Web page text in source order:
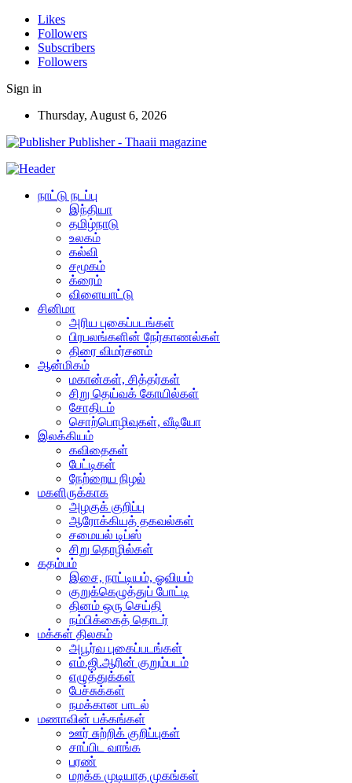
Likes
Followers
Subscribers
Followers
Sign in
Thursday, August 6, 2026
Publisher - Thaaii magazine
நாட்டு நடப்பு
இந்தியா
தமிழ்நாடு
உலகம்
கல்வி
சமூகம்
க்ரைம்
விளையாட்டு
சினிமா
அரிய புகைப்படங்கள்
பிரபலங்களின் நேர்காணல்கள்
திரை விமர்சனம்
ஆன்மிகம்
மகான்கள், சித்தர்கள்
சிறு தெய்வக் கோயில்கள்
சோதிடம்
சொற்பொழிவுகள், வீடியோ
இலக்கியம்
கவிதைகள்
பேட்டிகள்
நேற்றைய நிழல்
மகளிருக்காக
அழகுக் குறிப்பு
ஆரோக்கியத் தகவல்கள்
சமையல் டிப்ஸ்
சிறு தொழில்கள்
கதம்பம்
இசை, நாட்டியம், ஓவியம்
குறுக்கெழுத்துப் போட்டி
தினம் ஒரு செய்தி
நம்பிக்கைத் தொடர்
மக்கள் திலகம்
அபூர்வ புகைப்படங்கள்
எம்.ஜி.ஆரின் குறும்படம்
எழுத்துக்கள்
பேச்சுக்கள்
நமக்கான பாடல்
மணாவின் பக்கங்கள்
ஊர் சுற்றிக் குறிப்புகள்
சாப்பிட வாங்க
பரண்
மறக்க முடியாத முகங்கள்